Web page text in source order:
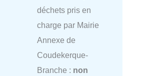
déchets pris en
charge par Mairie
Annexe de
Coudekerque-
Branche : non